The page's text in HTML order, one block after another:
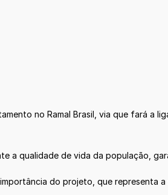
no Ramal Brasil, via que fará a
a qualidade de vida da população,
do projeto, que representa